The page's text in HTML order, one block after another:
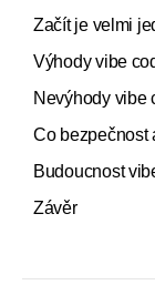
Začít je velmi
Výhody vibe
Nevýhody vibe
Co bezpečnost
Budoucnost
Závěr